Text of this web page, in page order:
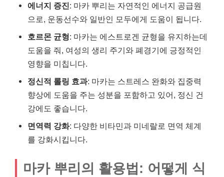
에너지 증진: 마카 뿌리는 자연적인 에너지 공급원
으로, 운동선수와 일반인 모두에게 도움이 됩니다.
호르몬 균형: 마카는 에스트로겐 균형을 유지하는데
도움을 줘, 여성의 생리 주기와 폐경기에 긍정적인
영향을 미칩니다.
정신적 롤링 효과: 마카는 스트레스 완화와 집중력
향상에 도움을 주는 성분을 포함하고 있어, 정신 건
강에도 좋습니다.
면역력 강화: 다양한 비타민과 미네랄로 면역 체계
를 강화시킵니다.
마카 뿌리의 활용법: 어떻게 식